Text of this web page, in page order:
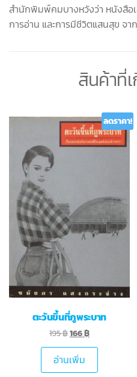
สำนักพิมพ์คมบางหวังว่า หนังสือ
การอ่าน และการมีชีวิตแสนสุข จา
สินค้าที่
ลดราคา!
ตะวันขึ้นที่ภูพระบาท
195฿166฿
อ่านเพิ่ม